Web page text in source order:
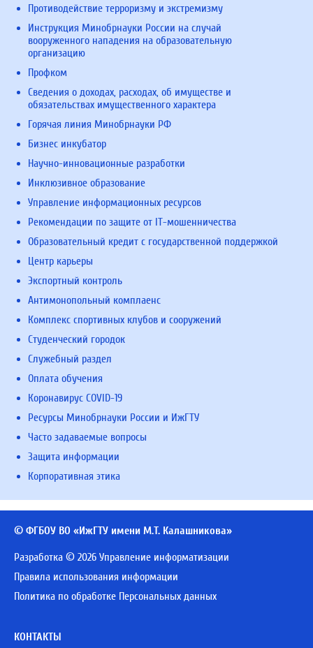
Противодействие терроризму и экстремизму
Инструкция Минобрнауки России на случай
вооруженного нападения на образовательную
организацию
Профком
Сведения о доходах, расходах, об имуществе и
обязательствах имущественного характера
Горячая линия Минобрнауки РФ
Бизнес инкубатор
Научно-инновационные разработки
Инклюзивное образование
Управление информационных ресурсов
Рекомендации по защите от IT-мошенничества
Образовательный кредит с государственной поддержкой
Центр карьеры
Экспортный контроль
Антимонопольный комплаенс
Комплекс спортивных клубов и сооружений
Студенческий городок
Служебный раздел
Оплата обучения
Коронавирус COVID-19
Ресурсы Минобрнауки России и ИжГТУ
Часто задаваемые вопросы
Защита информации
Корпоративная этика
© ФГБОУ ВО «ИжГТУ имени М.Т. Калашникова»
Разработка © 2026 Управление информатизации
Правила использования информации
Политика по обработке Персональных данных
КОНТАКТЫ